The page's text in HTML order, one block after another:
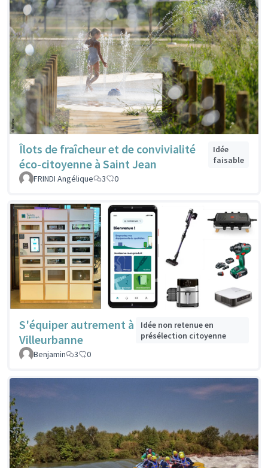
Îlots de fraîcheur et de convivialité
éco-citoyenne à Saint Jean
Idée
faisable
FRINDI Angélique
3 0
S'équiper autrement à
Villeurbanne
Idée non retenue en
présélection citoyenne
Benjamin
3 0